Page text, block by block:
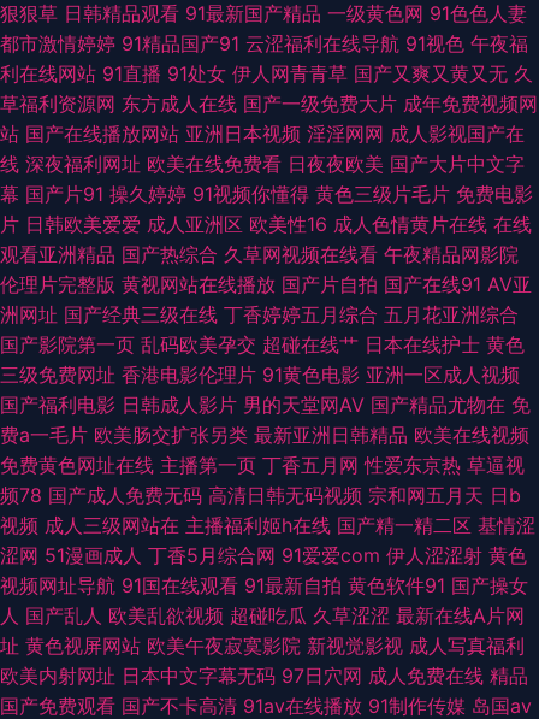
合色网 91岁成人观看的片 免费看黄色91 51福利吧 操91网 欧日色图 91福利
片 亚洲成人色网 福利姬在线自慰喷水 五月激情久久破 91精东传媒网站 久久
草一区 91She视频 欧美性交贴图 无码精品天堂福利区 AV资源导航大全 91精
品国产吴梦梦 91秦先生在线在线 www久久国产 九九在线观久 91福利精品
人妻 久久精品品国产 91老熟妇 WWW成人网 91宅男网 手机av网址在线 91
网站网页版 日韩AV自拍 91麻豆蜜桃人妻 国女不卡 午夜寂寞福利 肏逼人与兽
人妖伪娘 91麻豆久久 日本91TV 91视频网址入口 久荜中文字幕 91大神探花
在线播放 久操精品视频在线播放 伊人在线观看AV影院 丁香花电视剧在线免
费 色情下载 国产伪娘系列正在播放 91大神系列黑丝 极品av在线 91观看链接
五月天伦理片 91在线五月天 欧美午夜久久婷婷 91视频免费看黑丝 午夜麻豆
多人福利 东方VA在线视频观看 亚洲天堂AV网狠狠操 波多野结衣先峰影音 日
韩操操操 91破解版免费入口 久艹久爱 91大片免费观看视频 欧美日韩精品在
狠狠草 日韩精品观看 91最新国产精品 一级黄色网 91色色人妻
都市激情婷婷 91精品国产91 云涩福利在线导航 91视色 午夜福
利在线网站 91直播 91处女 伊人网青青草 国产又爽又黄又无 久
草福利资源网 东方成人在线 国产一级免费大片 成年免费视频网
站 国产在线播放网站 亚洲日本视频 淫淫网网 成人影视国产在
线 深夜福利网址 欧美在线免费看 日夜夜欧美 国产大片中文字
幕 国产片91 操久婷婷 91视频你懂得 黄色三级片毛片 免费电影
片 日韩欧美爱爱 成人亚洲区 欧美性16 成人色情黄片在线 在线
观看亚洲精品 国产热综合 久草网视频在线看 午夜精品网影院
伦理片完整版 黄视网站在线播放 国产片自拍 国产在线91 AV亚
洲网址 国产经典三级在线 丁香婷婷五月综合 五月花亚洲综合
国产影院第一页 乱码欧美孕交 超碰在线艹 日本在线护士 黄色
三级免费网址 香港电影伦理片 91黄色电影 亚洲一区成人视频
国产福利电影 日韩成人影片 男的天堂网AV 国产精品尤物在 免
费a一毛片 欧美肠交扩张另类 最新亚洲日韩精品 欧美在线视频
免费黄色网址在线 主播第一页 丁香五月网 性爱东京热 草逼视
频78 国产成人免费无码 高清日韩无码视频 宗和网五月天 日b
视频 成人三级网站在 主播福利姬h在线 国产精一精二区 基情涩
涩网 51漫画成人 丁香5月综合网 91爱爱com 伊人涩涩射 黄色
视频网址导航 91国在线观看 91最新自拍 黄色软件91 国产操女
人 国产乱人 欧美乱欲视频 超碰吃瓜 久草涩涩 最新在线A片网
址 黄色视屏网站 欧美午夜寂寞影院 新视觉影视 成人写真福利
欧美内射网址 日本中文字幕无码 97日穴网 成人免费在线 精品
国产免费观看 国产不卡高清 91av在线播放 91制作传媒 岛国av